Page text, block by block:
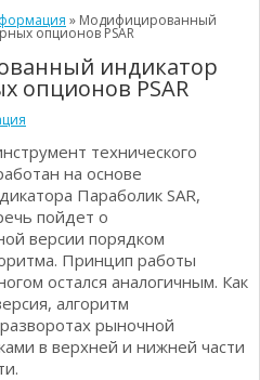
список брокеров
в бинарном трейдинге
трейдинга
о бинарных опционах
бинарных опционов
брокера в рейтинг
» Модифицированный
опционов PSAR
индикатор
опционов PSAR
технического
на основе
Параболик SAR,
пойдет о
версии порядком
Принцип работы
остался аналогичным. Как
алгоритм
рыночной
в верхней и нижней части